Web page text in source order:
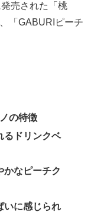
売された「桃
「GABURIピーチ
の特徴
るドリンクベ
かなピーチク
いに感じられ